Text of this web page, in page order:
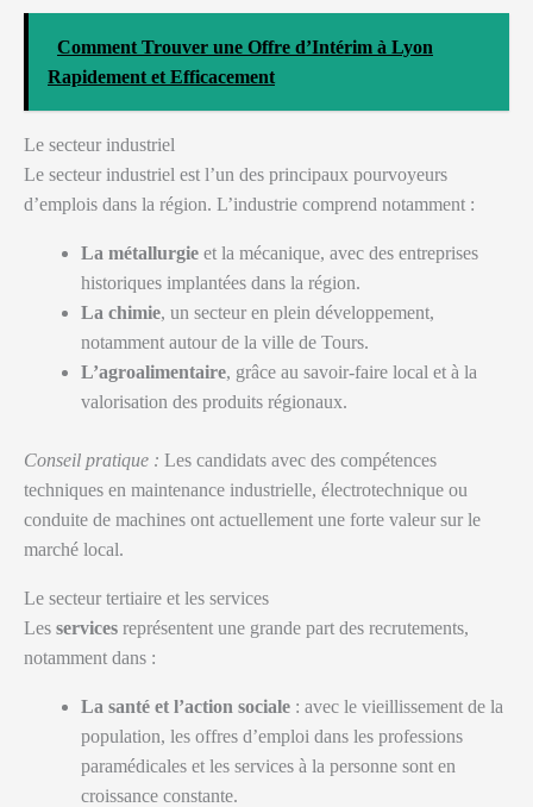
Comment Trouver une Offre d’Intérim à Lyon
Rapidement et Efficacement
Le secteur industriel
Le secteur industriel est l’un des principaux pourvoyeurs
d’emplois dans la région. L’industrie comprend notamment :
La métallurgie et la mécanique, avec des entreprises
historiques implantées dans la région.
La chimie, un secteur en plein développement,
notamment autour de la ville de Tours.
L’agroalimentaire, grâce au savoir-faire local et à la
valorisation des produits régionaux.
Conseil pratique : Les candidats avec des compétences
techniques en maintenance industrielle, électrotechnique ou
conduite de machines ont actuellement une forte valeur sur le
marché local.
Le secteur tertiaire et les services
Les services représentent une grande part des recrutements,
notamment dans :
La santé et l’action sociale : avec le vieillissement de la
population, les offres d’emploi dans les professions
paramédicales et les services à la personne sont en
croissance constante.